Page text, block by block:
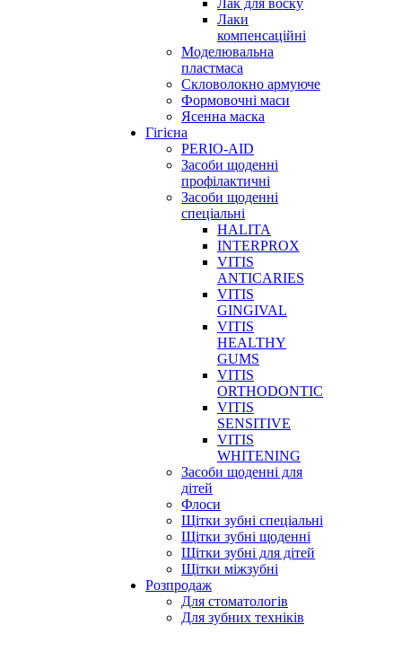
Лак для воску
Лаки
компенсаційні
Моделювальна
пластмаса
Скловолокно армуюче
Формовочні маси
Ясенна маска
Гігієна
PERIO-AID
Засоби щоденні
профілактичні
Засоби щоденні
спеціальні
HALITA
INTERPROX
VITIS
ANTICARIES
VITIS
GINGIVAL
VITIS
HEALTHY
GUMS
VITIS
ORTHODONTIC
VITIS
SENSITIVE
VITIS
WHITENING
Засоби щоденні для
дітей
Флоси
Щітки зубні спеціальні
Щітки зубні щоденні
Щітки зубні для дітей
Щітки міжзубні
Розпродаж
Для стоматологів
Для зубних техніків